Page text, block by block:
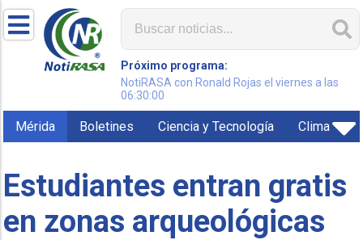
Próximo programa:
NotiRASA con Ronald Rojas el viernes a las
06:30:00
Mérida Boletines Ciencia y Tecnología Clima
Estudiantes entran gratis
en zonas arqueológicas